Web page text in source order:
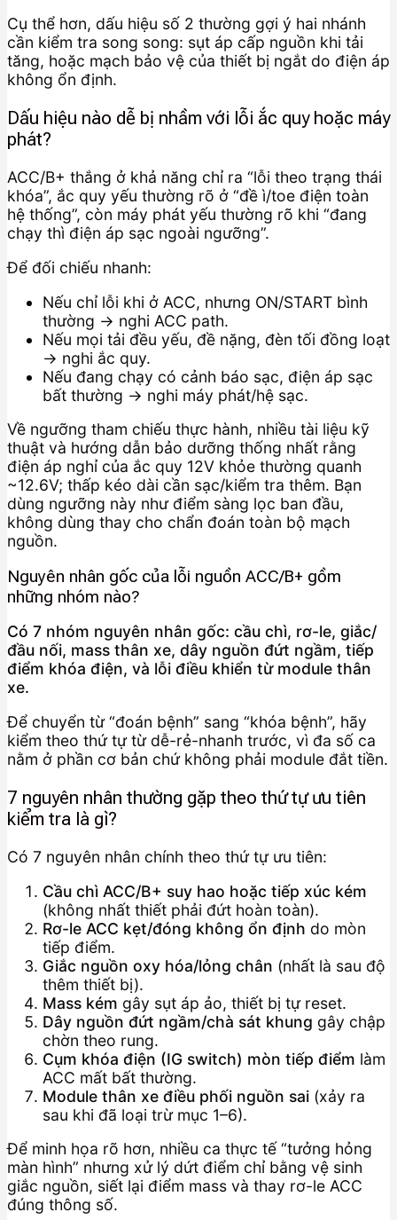
Cụ thể hơn, dấu hiệu số 2 thường gợi ý hai nhánh
cần kiểm tra song song: sụt áp cấp nguồn khi tải
tăng, hoặc mạch bảo vệ của thiết bị ngắt do điện áp
không ổn định.
Dấu hiệu nào dễ bị nhầm với lỗi ắc quy hoặc máy
phát?
ACC/B+ thắng ở khả năng chỉ ra “lỗi theo trạng thái
khóa”, ắc quy yếu thường rõ ở “đề ì/toe điện toàn
hệ thống”, còn máy phát yếu thường rõ khi “đang
chạy thì điện áp sạc ngoài ngưỡng”.
Để đối chiếu nhanh:
Nếu chỉ lỗi khi ở ACC, nhưng ON/START bình
thường → nghi ACC path.
Nếu mọi tải đều yếu, đề nặng, đèn tối đồng loạt
→ nghi ắc quy.
Nếu đang chạy có cảnh báo sạc, điện áp sạc
bất thường → nghi máy phát/hệ sạc.
Về ngưỡng tham chiếu thực hành, nhiều tài liệu kỹ
thuật và hướng dẫn bảo dưỡng thống nhất rằng
điện áp nghỉ của ắc quy 12V khỏe thường quanh
~12.6V; thấp kéo dài cần sạc/kiểm tra thêm. Bạn
dùng ngưỡng này như điểm sàng lọc ban đầu,
không dùng thay cho chẩn đoán toàn bộ mạch
nguồn.
Nguyên nhân gốc của lỗi nguồn ACC/B+ gồm
những nhóm nào?
Có 7 nhóm nguyên nhân gốc: cầu chì, rơ-le, giắc/
đầu nối, mass thân xe, dây nguồn đứt ngầm, tiếp
điểm khóa điện, và lỗi điều khiển từ module thân
xe.
Để chuyển từ “đoán bệnh” sang “khóa bệnh”, hãy
kiểm theo thứ tự từ dễ-rẻ-nhanh trước, vì đa số ca
nằm ở phần cơ bản chứ không phải module đắt tiền.
7 nguyên nhân thường gặp theo thứ tự ưu tiên
kiểm tra là gì?
Có 7 nguyên nhân chính theo thứ tự ưu tiên:
Cầu chì ACC/B+ suy hao hoặc tiếp xúc kém
(không nhất thiết phải đứt hoàn toàn).
Rơ-le ACC kẹt/đóng không ổn định do mòn
tiếp điểm.
Giắc nguồn oxy hóa/lỏng chân (nhất là sau độ
thêm thiết bị).
Mass kém gây sụt áp ảo, thiết bị tự reset.
Dây nguồn đứt ngầm/chà sát khung gây chập
chờn theo rung.
Cụm khóa điện (IG switch) mòn tiếp điểm làm
ACC mất bất thường.
Module thân xe điều phối nguồn sai (xảy ra
sau khi đã loại trừ mục 1–6).
Để minh họa rõ hơn, nhiều ca thực tế “tưởng hỏng
màn hình” nhưng xử lý dứt điểm chỉ bằng vệ sinh
giắc nguồn, siết lại điểm mass và thay rơ-le ACC
đúng thông số.